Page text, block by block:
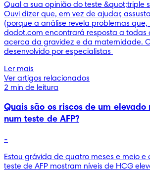
Qual a sua opinião do teste &quot;triple
Ouvi dizer que, em vez de ajudar,
(porque a análise revela problemas que,
dodot.com encontrará resposta a todas
acerca da gravidez e da maternidade.
desenvolvido por especialistas
Ler mais
Ver artigos relacionados
2 min de leitura
Quais são os riscos de um elevado
num teste de AFP?
-
Estou grávida de quatro meses e meio e
teste de AFP mostram níveis de HCG